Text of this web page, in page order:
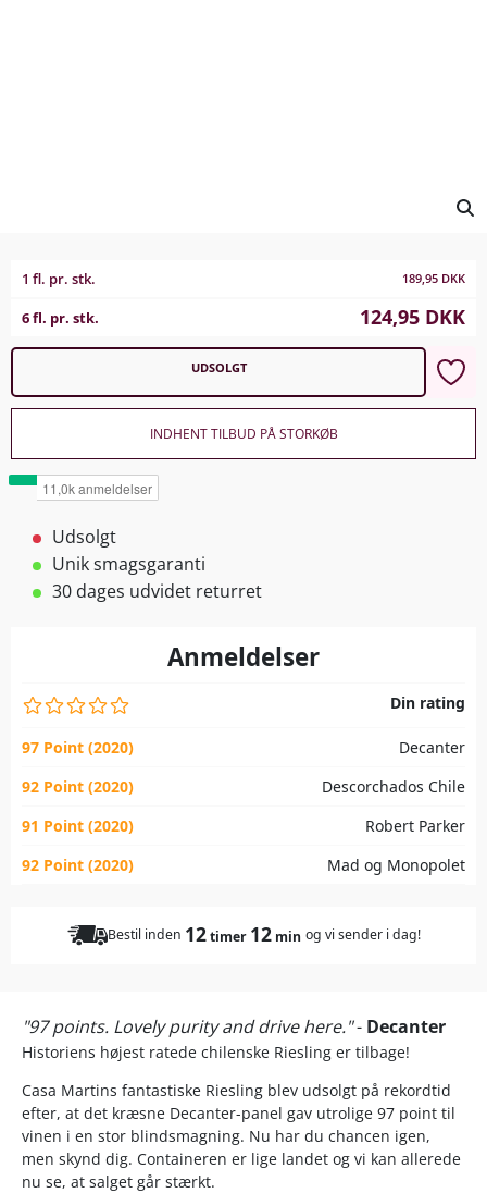
1 fl. pr. stk. 189,95 DKK
6 fl. pr. stk. 124,95 DKK
UDSOLGT
INDHENT TILBUD PÅ STORKØB
Udsolgt
Unik smagsgaranti
30 dages udvidet returret
Anmeldelser
Din rating
97 Point (2020)
Decanter
92 Point (2020)
Descorchados Chile
91 Point (2020)
Robert Parker
92 Point (2020)
Mad og Monopolet
Bestil inden 12timer 12 min og vi sender i dag!
"97 points. Lovely purity and drive here."- Decanter
Historiens højest ratede chilenske Riesling er tilbage!
Casa Martins fantastiske Riesling blev udsolgt på rekordtid
efter, at det kræsne Decanter-panel gav utrolige 97 point til
vinen i en stor blindsmagning. Nu har du chancen igen,
men skynd dig. Containeren er lige landet og vi kan allerede
nu se, at salget går stærkt.